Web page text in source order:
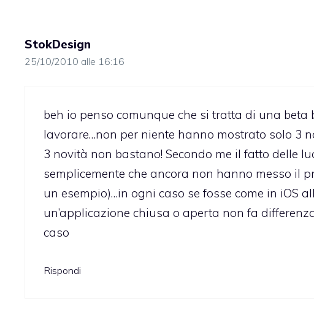
StokDesign
25/10/2010 alle 16:16
beh io penso comunque che si tratta di una beta
lavorare…non per niente hanno mostrato solo 3
3 novità non bastano! Secondo me il fatto delle
semplicemente che ancora non hanno messo il
un esempio)…in ogni caso se fosse come in iOS
un’applicazione chiusa o aperta non fa
caso
Rispondi